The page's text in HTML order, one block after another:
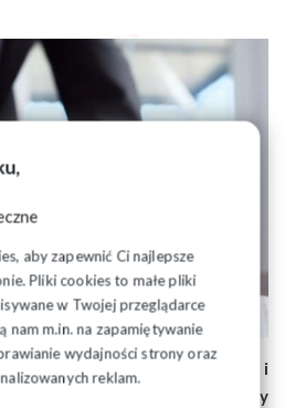
aby zapewnić Ci najlepsze
Pliki cookies to małe pliki
w Twojej przeglądarce
nam m.in. na zapamiętywanie
wydajności strony oraz
reklam.
Organizacje Zakładowe i
złożyć pracodawcy